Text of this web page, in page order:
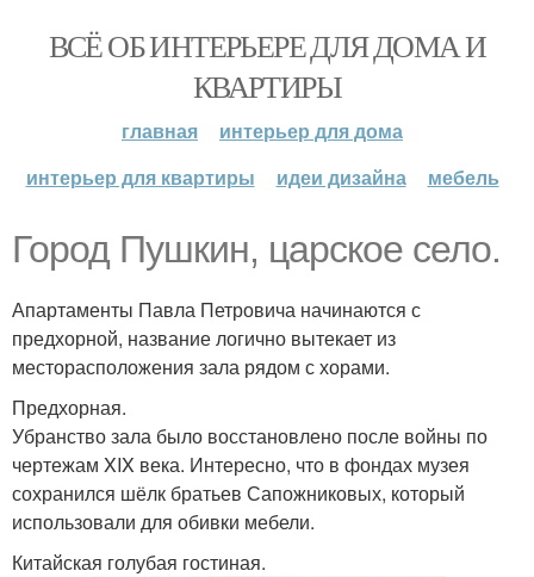
ВСЁ ОБ ИНТЕРЬЕРЕ ДЛЯ ДОМА И
КВАРТИРЫ
главная
интерьер для дома
интерьер для квартиры
идеи дизайна мебель
Город Пушкин, царское село.
Апартаменты Павла Петровича начинаются с
предхорной, название логично вытекает из
месторасположения зала рядом с хорами.
Предхорная.
Убранство зала было восстановлено после войны по
чертежам XIX века. Интересно, что в фондах музея
сохранился шёлк братьев Сапожниковых, который
использовали для обивки мебели.
Китайская голубая гостиная.